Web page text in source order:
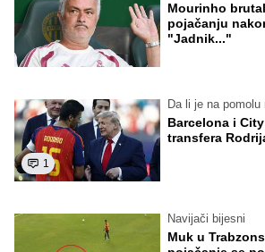
Mourinho
pojačanju
"Jadnik..."
1
Da li je na
Barcelona i
transfera
Navijači bijesni
Muk u